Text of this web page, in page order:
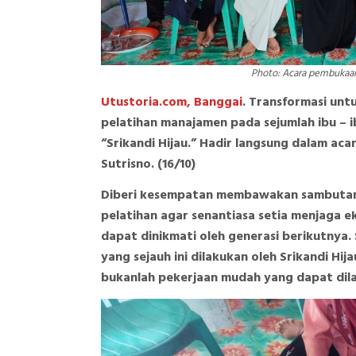
Photo: Acara
Utustoria.com, Banggai. Transformasi
pelatihan manajamen pada sejumlah ibu
“Srikandi Hijau.” Hadir langsung dalam
Sutrisno. (16/10)
Diberi kesempatan membawakan
pelatihan agar senantiasa setia menjaga
dapat dinikmati oleh generasi
yang sejauh ini dilakukan oleh Srikandi
bukanlah pekerjaan mudah yang dapat